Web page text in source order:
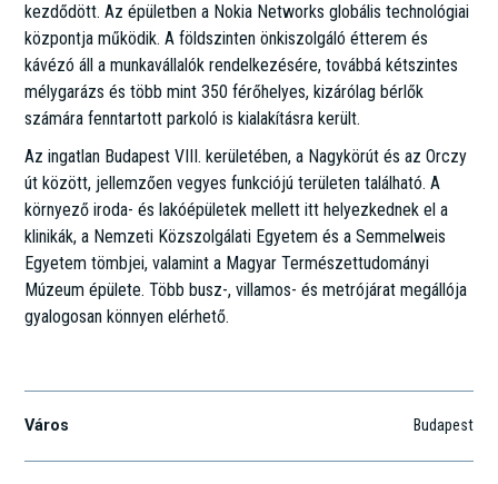
kezdődött. Az épületben a Nokia Networks globális technológiai
központja működik. A földszinten önkiszolgáló étterem és
kávézó áll a munkavállalók rendelkezésére, továbbá kétszintes
mélygarázs és több mint 350 férőhelyes, kizárólag bérlők
számára fenntartott parkoló is kialakításra került.
Az ingatlan Budapest VIII. kerületében, a Nagykörút és az Orczy
út között, jellemzően vegyes funkciójú területen található. A
környező iroda- és lakóépületek mellett itt helyezkednek el a
klinikák, a Nemzeti Közszolgálati Egyetem és a Semmelweis
Egyetem tömbjei, valamint a Magyar Természettudományi
Múzeum épülete. Több busz-, villamos- és metrójárat megállója
gyalogosan könnyen elérhető.
Város Budapest